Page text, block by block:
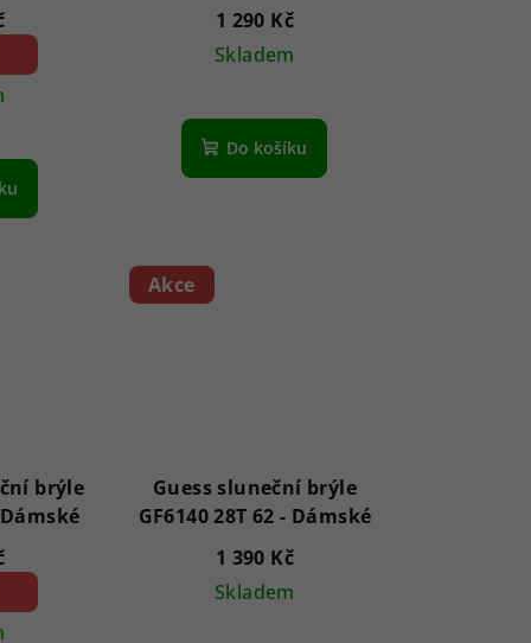
1 290 Kč
Skladem
Do košíku
brýle
8846 Elyna 54 - Dámské
Akce
Guess sluneční brýle
GF6140 28T 62 - Dámské
1 390 Kč
Skladem